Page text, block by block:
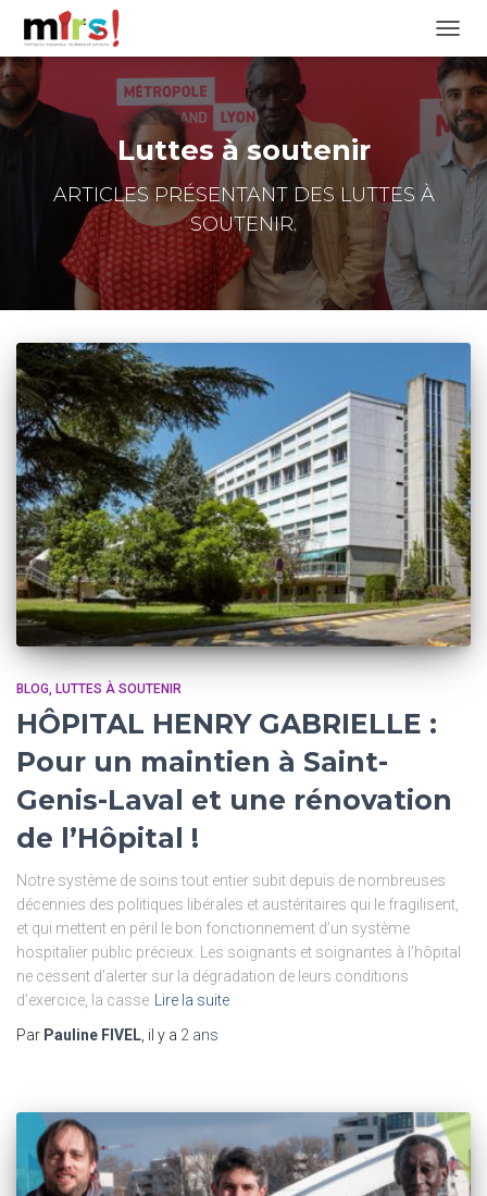
Luttes à soutenir
ARTICLES PRÉSENTANT DES LUTTES À
SOUTENIR.
BLOG LUTTES À SOUTENIR
HÔPITAL HENRY GABRIELLE :
Pour un maintien à Saint-
Genis-Laval et une rénovation
de l’Hôpital !
Notre système de soins tout entier subit depuis de nombreuses
décennies des politiques libérales et austéritaires qui le fragilisent,
et qui mettent en péril le bon fonctionnement d’un système
hospitalier public précieux. Les soignants et soignantes à l’hôpital
ne cessent d’alerter sur la dégradation de leurs conditions
d’exercice, la casse
Lire la suite
Par Pauline FIVEL , il y a 2 ans